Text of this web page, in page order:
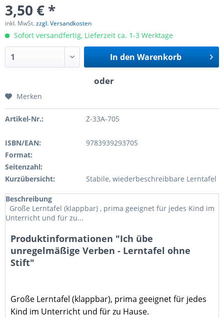
3,50 € *
inkl. MwSt.zzgl. Versandkosten
Sofort versandfertig, Lieferzeit ca. 1-3 Werktage
In den Warenkorb
Merken
Artikel-Nr.: Z-33A-705
ISBN/EAN:
9783939293705
Format:
Seitenzahl:
Kurzübersicht:
Stabile, wiederbeschreibbare Lerntafel
Beschreibung
Große Lerntafel (klappbar) , prima geeignet für jedes Kind im
Unterricht und für zu...
Produktinformationen "Ich übe
unregelmäßige Verben - Lerntafel ohne
Stift"
Große Lerntafel (klappbar), prima geeignet für jedes
Kind im Unterricht und für zu Hause.